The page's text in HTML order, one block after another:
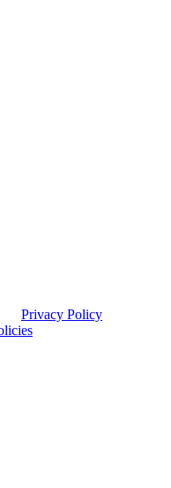
Privacy Policy